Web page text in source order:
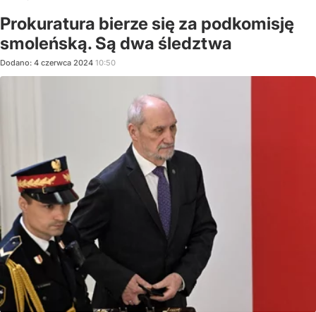
Prokuratura bierze się za podkomisję
smoleńską. Są dwa śledztwa
Dodano: 4 czerwca 2024 10:50